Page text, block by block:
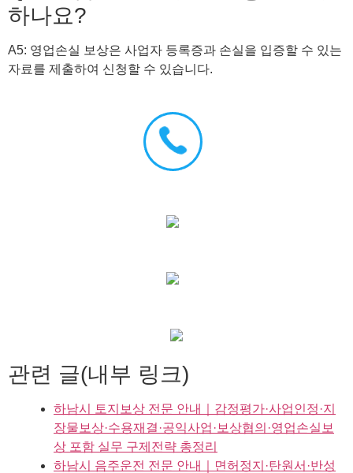
하나요?
A5: 영업손실 보상은 사업자 등록증과 손실을 입증할 수 있는
자료를 제출하여 신청할 수 있습니다.
관련 글(내부 링크)
하남시 토지보상 전문 안내｜감정평가·사업인정·지
장물보상·수용재결·공익사업·보상협의·영업손실보
상 포함 실무 구제전략 총정리
하남시 음주운전 전문 안내｜면허정지·탄원서·반성